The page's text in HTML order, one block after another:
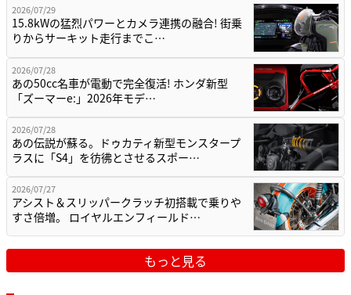
2026/07/29
15.8kWの猛烈パワーとカメラ連携の融合! 街乗
りからサーキット走行までこ…
2026/07/28
あの50cc名車が電動で完全復活! ホンダ新型
「ズーマーe:」2026年モデ…
2026/07/28
あの伝説が蘇る。ドゥカティ新型モンスタープ
ラスに「S4」を彷彿とさせるスポー…
2026/07/27
アシスト＆スリッパークラッチ初搭載で乗りや
すさ倍増。 ロイヤルエンフィールド…
もっと見る